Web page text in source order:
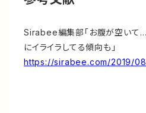
Sirabee編集部「お腹が空いて
にイライラしてる傾向も」
https://sirabee.com/2019/